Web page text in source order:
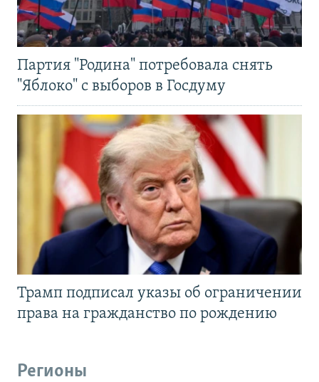
Партия "Родина" потребовала снять
"Яблоко" с выборов в Госдуму
Трамп подписал указы об ограничении
права на гражданство по рождению
Регионы